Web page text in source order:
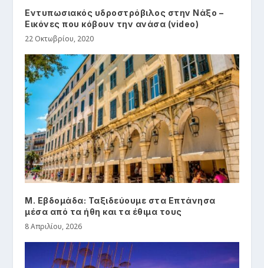
Εντυπωσιακός υδροστρόβιλος στην Νάξο –
Εικόνες που κόβουν την ανάσα (video)
22 Οκτωβρίου, 2020
Μ. Εβδομάδα: Ταξιδεύουμε στα Επτάνησα
μέσα από τα ήθη και τα έθιμα τους
8 Απριλίου, 2026